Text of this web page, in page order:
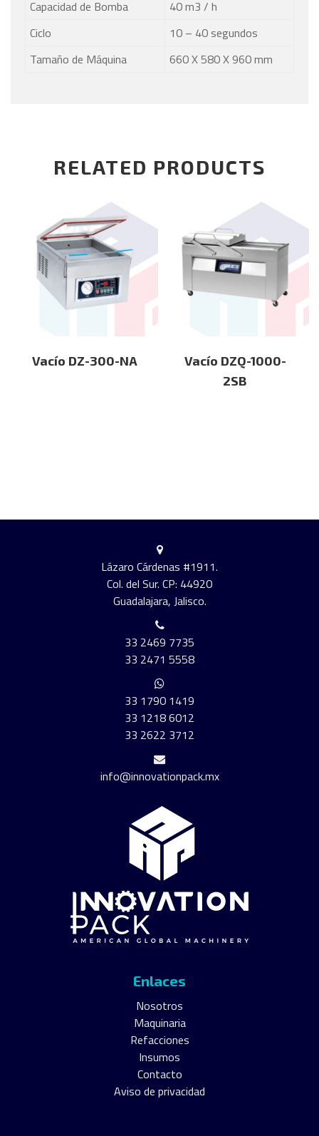
Capacidad de Bomba
40 m3 / h
Ciclo
10 – 40 segundos
Tamaño de Máquina
660 X 580 X 960 mm
RELATED PRODUCTS
Vacío DZ-300-NA
Vacío DZQ-1000-
2SB
Lázaro Cárdenas #1911.
Col. del Sur. CP: 44920
Guadalajara, Jalisco.
33 2469 7735
33 2471 5558
33 1790 1419
33 1218 6012
33 2622 3712
info@innovationpack.mx
Enlaces
Nosotros
Maquinaria
Refacciones
Insumos
Contacto
Aviso de privacidad